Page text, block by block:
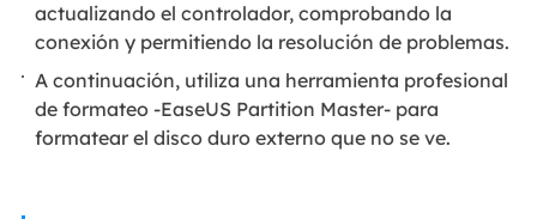
actualizando el controlador, comprobando la
conexión y permitiendo la resolución de problemas.
A continuación, utiliza una herramienta profesional
de formateo -EaseUS Partition Master- para
formatear el disco duro externo que no se ve.